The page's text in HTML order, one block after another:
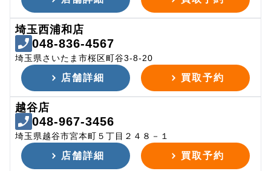
埼玉西浦和店
048-836-4567
埼玉県さいたま市桜区町谷3-8-20
店舗詳細 買取予約
越谷店
048-967-3456
埼玉県越谷市宮本町５丁目２４８－１
店舗詳細 買取予約